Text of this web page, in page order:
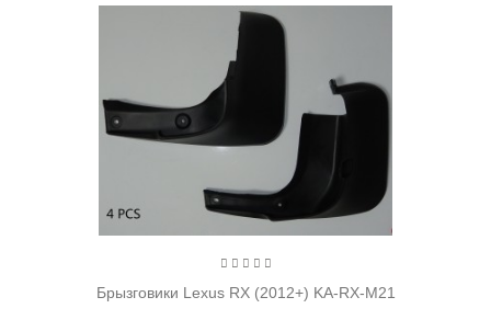
Брызговики Lexus RX (2012+) KA-RX-M21